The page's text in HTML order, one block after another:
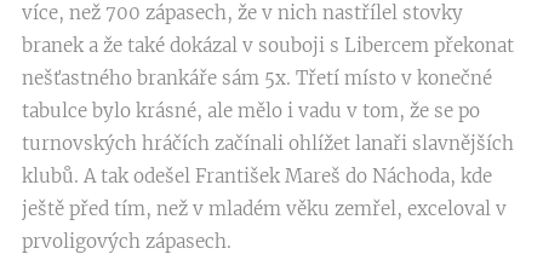
více, než 700 zápasech, že v nich nastřílel stovky
branek a že také dokázal v souboji s Libercem překonat
nešťastného brankáře sám 5x. Třetí místo v konečné
tabulce bylo krásné, ale mělo i vadu v tom, že se po
turnovských hráčích začínali ohlížet lanaři slavnějších
klubů. A tak odešel František Mareš do Náchoda, kde
ještě před tím, než v mladém věku zemřel, exceloval v
prvoligových zápasech.